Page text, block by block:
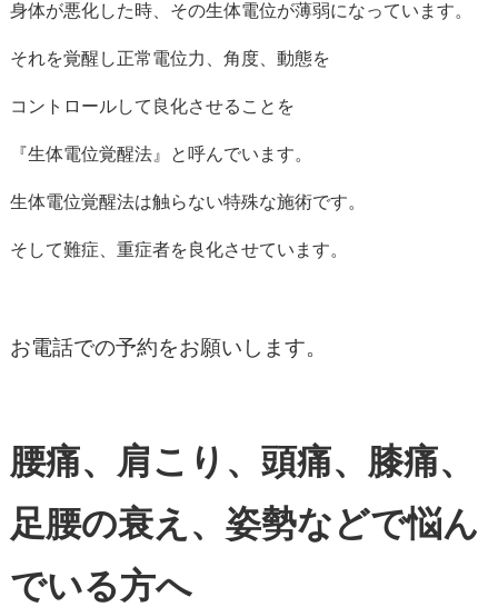
身体が悪化した時、その生体電位が薄弱になっています。
それを覚醒し正常電位力、角度、動態を
コントロールして良化させることを
『生体電位覚醒法』と呼んでいます。
生体電位覚醒法は触らない特殊な施術です。
そして難症、重症者を良化させています。
お電話での予約をお願いします。
腰痛、肩こり、頭痛、膝痛、
足腰の衰え、姿勢などで悩ん
でいる方へ